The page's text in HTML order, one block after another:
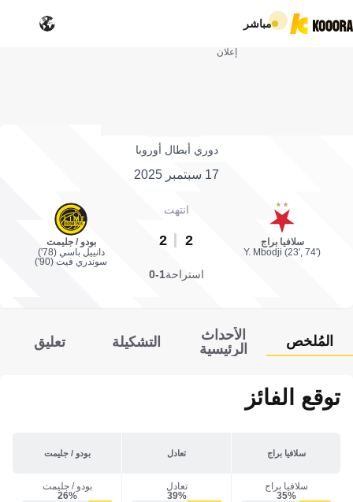
مباشر
إعلان
دوري أبطال أوروبا
17 سبتمبر 2025
سلافيا براج
Y. Mbodji (23', 74')
انتهت
2
2
بودو / جليمت
دانييل باسي (78')
سوندري فيت (90')
استراحة1-0
المُلخص
الأحداث
الرئيسية
التشكيلة تعليق
توقع الفائز
سلافيا براج تعادل بودو / جليمت
سلافيا براج
35‎%‎
تعادل
39‎%‎
بودو / جليمت
26‎%‎